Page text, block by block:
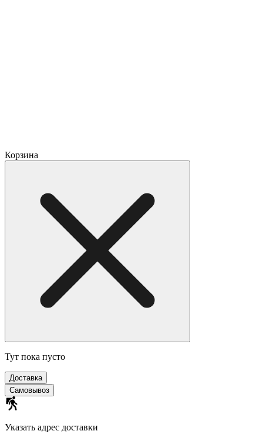
Корзина
Тут пока пусто
Доставка
Самовывоз
Указать адрес доставки